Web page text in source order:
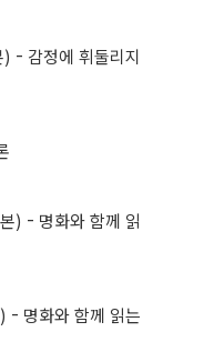
- 감정에 휘둘리지
) - 명화와 함께 읽
- 명화와 함께 읽는